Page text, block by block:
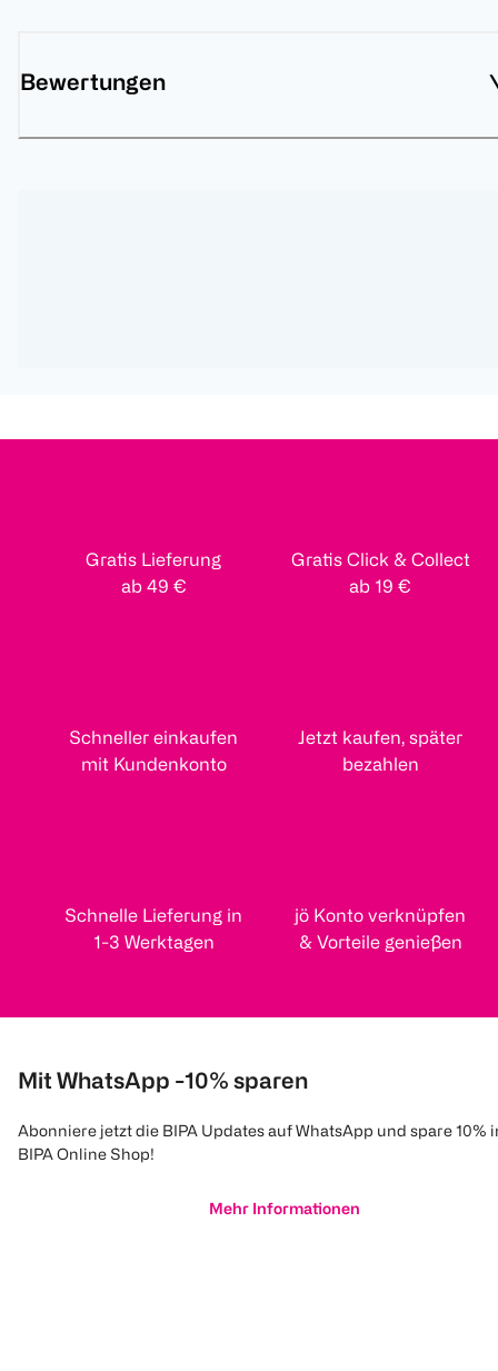
Bewertungen
Gratis Lieferung
ab 49 €
Gratis Click & Collect
ab 19 €
Schneller einkaufen
mit Kundenkonto
Jetzt kaufen, später
bezahlen
Schnelle Lieferung in
1-3 Werktagen
jö Konto verknüpfen
& Vorteile genießen
Mit WhatsApp -10% sparen
Abonniere jetzt die BIPA Updates auf WhatsApp und spare 10%
BIPA Online Shop!
Mehr Informationen